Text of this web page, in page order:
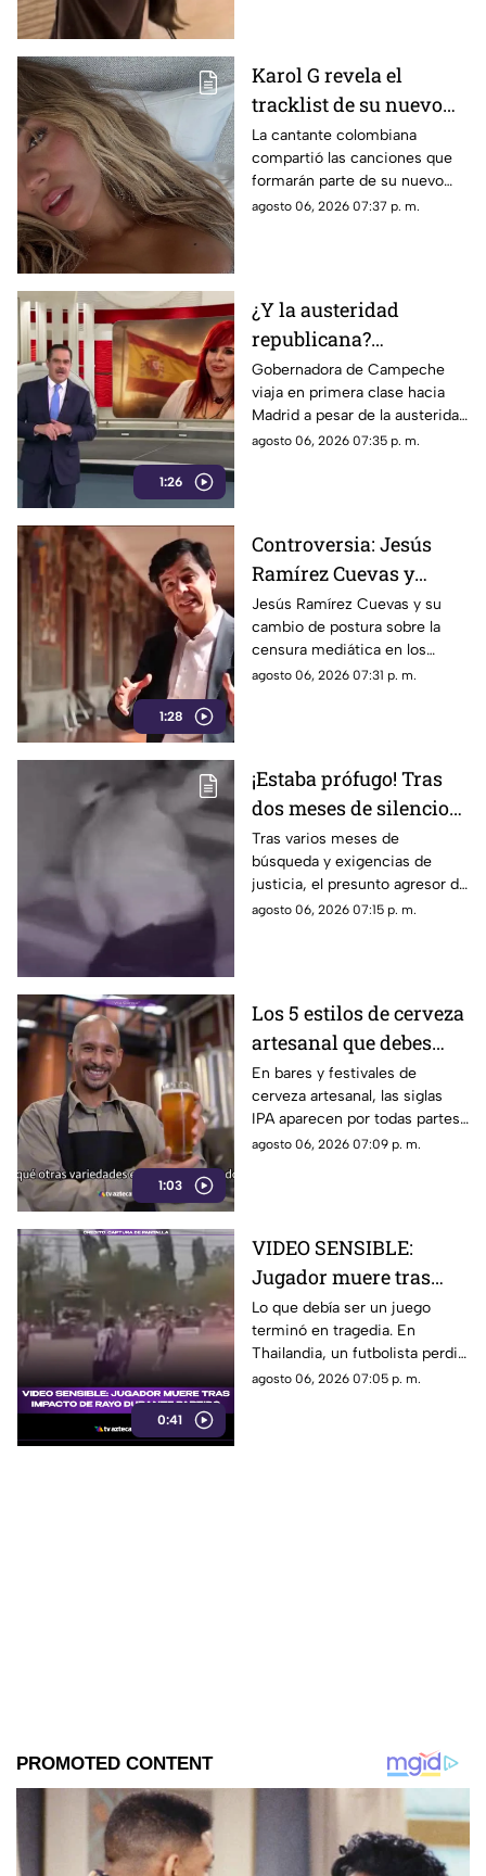
Karol G revela el
tracklist de su nuevo
álbum antes de su
lanzamiento; esta es la
lista completa
La cantante colombiana
compartió las canciones que
formarán parte de su nuevo
material de estudio,
agosto 06, 2026 07:37 p. m.
1:26
¿Y la austeridad
republicana?
Gobernadora Layda
Sansores viaja en
primera clase hacia
Madrid
Gobernadora de Campeche
viaja en primera clase hacia
Madrid a pesar de la austeridad
republicana.
agosto 06, 2026 07:35 p. m.
1:28
Controversia: Jesús
Ramírez Cuevas y
Censura a los Medios
de Comunicación
Jesús Ramírez Cuevas y su
cambio de postura sobre la
censura mediática en los
medios de comunicación.
agosto 06, 2026 07:31 p. m.
¡Estaba prófugo! Tras
dos meses de silencio
detuvieron a Jorge "N",
agresor de Paula
Tras varios meses de
búsqueda y exigencias de
justicia, el presunto agresor de
Paula Fajardo fue localizado y
agosto 06, 2026 07:15 p. m.
1:03
Los 5 estilos de cerveza
artesanal que debes
conocer
En bares y festivales de
cerveza artesanal, las siglas
IPA aparecen por todas partes.
Pero, ¿qué significa realmente
agosto 06, 2026 07:09 p. m.
0:41
VIDEO SENSIBLE:
Jugador muere tras
impacto de rayo
durante partido
Lo que debía ser un juego
terminó en tragedia. En
Thailandia, un futbolista perdió
la vida al ser alcanzado por un
agosto 06, 2026 07:05 p. m.